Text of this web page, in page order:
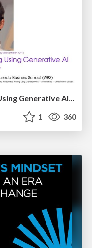
A Guide to Academic Writing Using Generative AI - A Workshop
1 360